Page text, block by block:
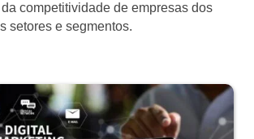
competitividade de empresas dos
setores e segmentos.